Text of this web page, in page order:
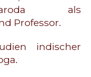
als
Professor.
indischer